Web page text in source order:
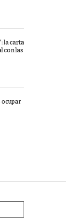
la carta
con las
ocupar